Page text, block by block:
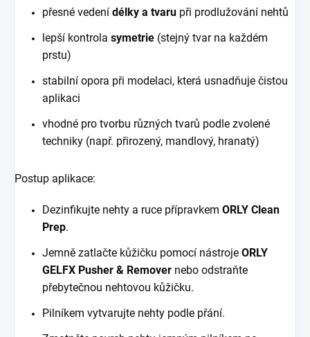
přesné vedení délky a tvaru při prodlužování nehtů
lepší kontrola symetrie (stejný tvar na každém
prstu)
stabilní opora při modelaci, která usnadňuje čistou
aplikaci
vhodné pro tvorbu různých tvarů podle zvolené
techniky (např. přirozený, mandlový, hranatý)
Postup aplikace:
Dezinfikujte nehty a ruce přípravkem ORLY Clean
Prep.
Jemně zatlačte kůžičku pomocí nástroje ORLY
GELFX Pusher & Remover nebo odstraňte
přebytečnou nehtovou kůžičku.
Pilníkem vytvarujte nehty podle přání.